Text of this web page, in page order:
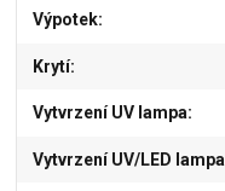
Výpotek
Krytí
Vytvrzení UV lampa
Vytvrzení UV/LED lampa